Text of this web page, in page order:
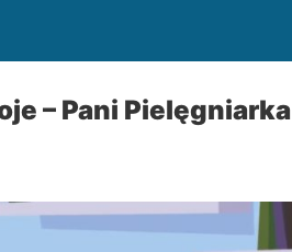
– Pani Pielęgniarka